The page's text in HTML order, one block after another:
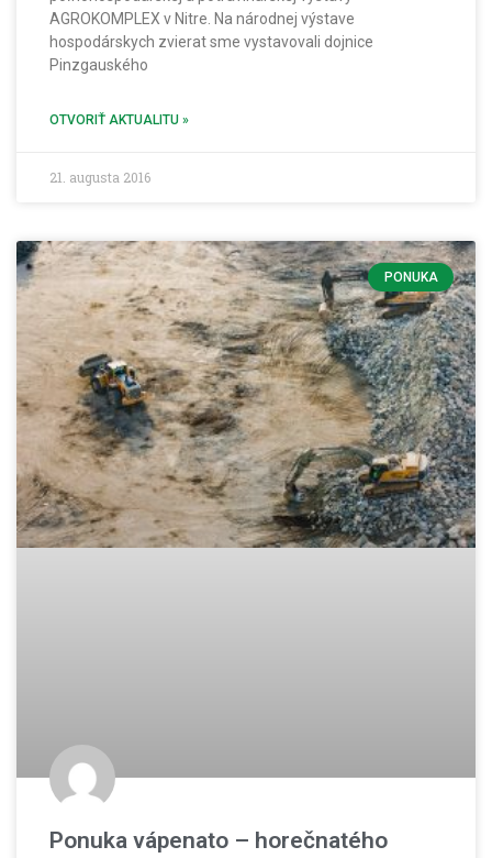
AGROKOMPLEX v Nitre. Na národnej výstave
hospodárskych zvierat sme vystavovali dojnice
Pinzgauského
OTVORIŤ AKTUALITU »
21. augusta 2016
PONUKA
Ponuka vápenato – horečnatého